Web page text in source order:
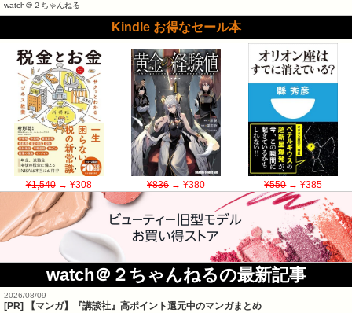
watch＠２ちゃんねる
Kindle お得なセール本
¥1,540→ ¥308 ¥836→ ¥380 ¥550→ ¥385
watch＠２ちゃんねるの最新記事
2026/08/09
[PR] 【マンガ】『講談社』高ポイント還元中のマンガまとめ